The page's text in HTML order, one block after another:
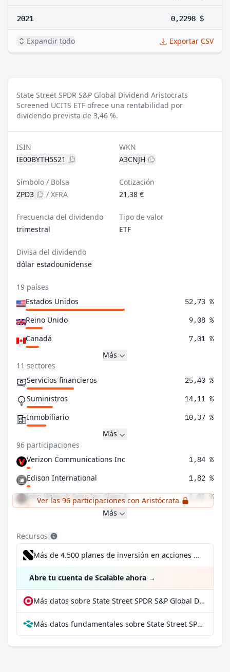
2021 0,2298 $
Expandir todo Exportar CSV
State Street SPDR S&P Global Dividend Aristocrats
Screened UCITS ETF ofrece una rentabilidad por
dividendo prevista de 3,46 %.
ISIN
IE00BYTH5S21
WKN
A3CNJH
Símbolo / Bolsa
ZPD3
/ XFRA
Cotización
21,38 €
Frecuencia del dividendo
trimestral
Tipo de valor
ETF
Divisa del dividendo
dólar estadounidense
19 países
Estados Unidos
52,73 %
Reino Unido 9,08 %
Canadá 7,01 %
Más
11 sectores
Servicios financieros
25,40 %
Suministros 14,11 %
Inmobiliario 10,37 %
Más
96 participaciones
Verizon Communications Inc
1,84 %
Edison International 1,82 %
John Wiley & Sons Inc Class A 1,81 %
Ver las 96 participaciones con Aristócrata
Más
Recursos
Más de 4.500 planes de inversión en acciones desde 1 €
Abre tu cuenta de Scalable ahora →
Más datos sobre State Street SPDR S&P Global Dividend Aristocrats Screened UCITS ETF en extraETF
Más datos fundamentales sobre State Street SPDR S&P Global Dividend Aristocrats Screened UCITS ETF en Parqet